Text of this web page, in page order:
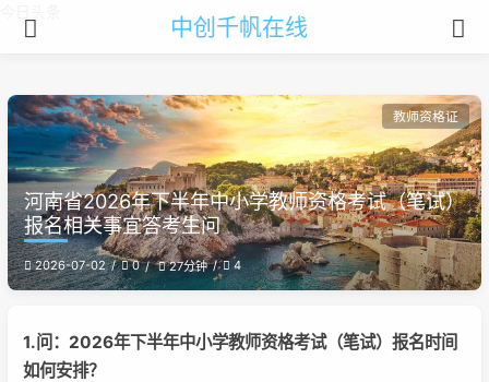
中创千帆在线
教师资格证
河南省2026年下半年中小学教师资格考试（笔试）
报名相关事宜答考生问
2026-07-02 0 27分钟 4
1.问：2026年下半年中小学教师资格考试（笔试）报名时间
如何安排？